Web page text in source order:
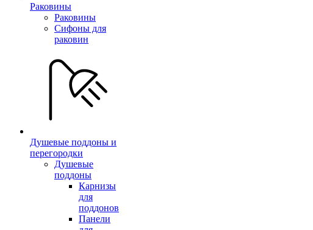
Раковины
Раковины
Сифоны для
раковин
Душевые поддоны и
перегородки
Душевые
поддоны
Карнизы
для
поддонов
Панели